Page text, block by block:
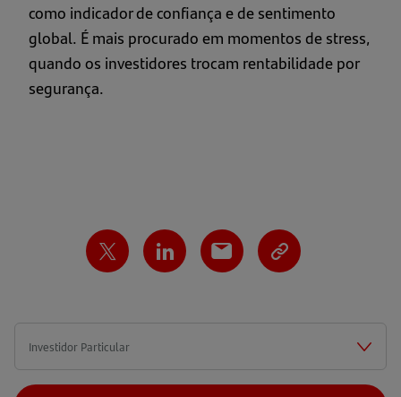
como indicador de confiança e de sentimento
global. É mais procurado em momentos de stress,
quando os investidores trocam rentabilidade por
segurança.